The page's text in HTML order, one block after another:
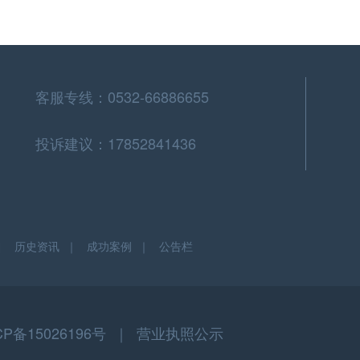
客服专线：0532-66886655
投诉建议：17852841436
历史资讯 ｜ 成功案例 ｜ 公告栏
备15026196号 ｜ 营业执照公示